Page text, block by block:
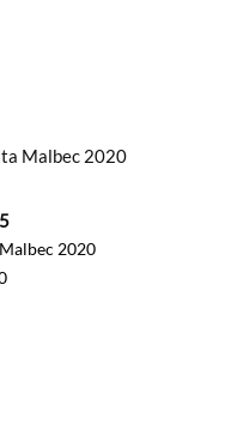
Malbec 2020
2020